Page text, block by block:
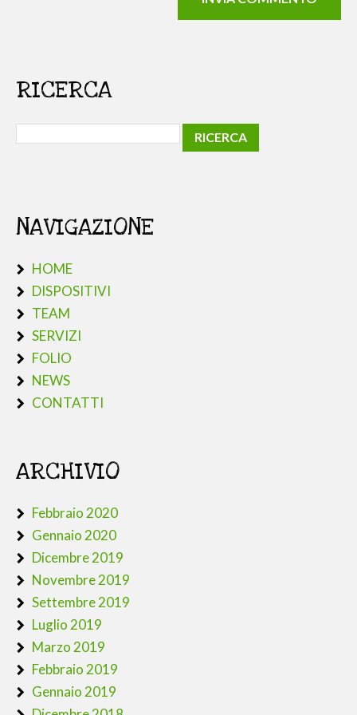
RICERCA
NAVIGAZIONE
HOME
DISPOSITIVI
TEAM
SERVIZI
FOLIO
NEWS
CONTATTI
ARCHIVIO
Febbraio 2020
Gennaio 2020
Dicembre 2019
Novembre 2019
Settembre 2019
Luglio 2019
Marzo 2019
Febbraio 2019
Gennaio 2019